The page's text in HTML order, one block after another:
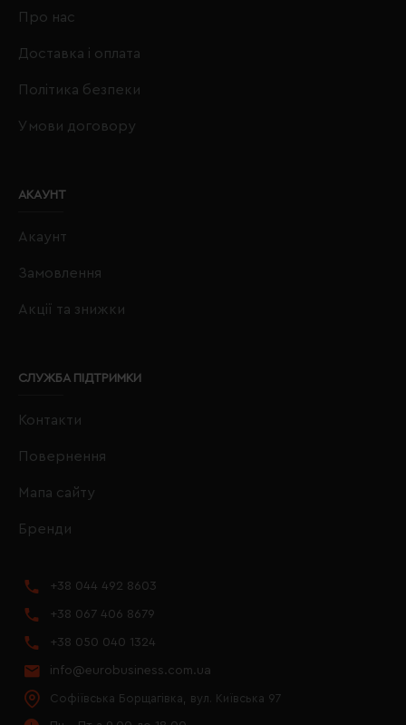
Про нас
Доставка і оплата
Політика безпеки
Умови договору
АКАУНТ
Акаунт
Замовлення
Акції та знижки
СЛУЖБА ПІДТРИМКИ
Контакти
Повернення
Мапа сайту
Бренди
+38 044 492 8603
+38 067 406 8679
+38 050 040 1324
info@eurobusiness.com.ua
Софіївська Борщагівка, вул. Київська 97